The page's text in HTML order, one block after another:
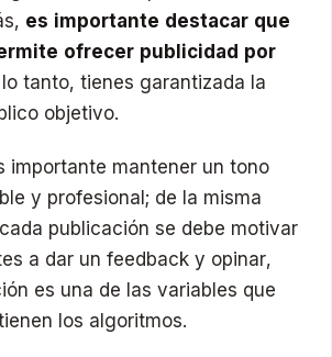
es importante destacar que
ofrecer publicidad por
tanto, tienes garantizada la
objetivo.
importante mantener un tono
y profesional; de la misma
publicación se debe motivar
a dar un feedback y opinar,
es una de las variables que
los algoritmos.